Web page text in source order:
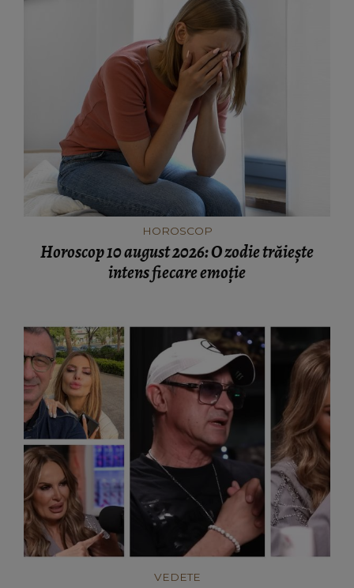
HOROSCOP
Horoscop 10 august 2026: O zodie trăiește
intens fiecare emoție
VEDETE